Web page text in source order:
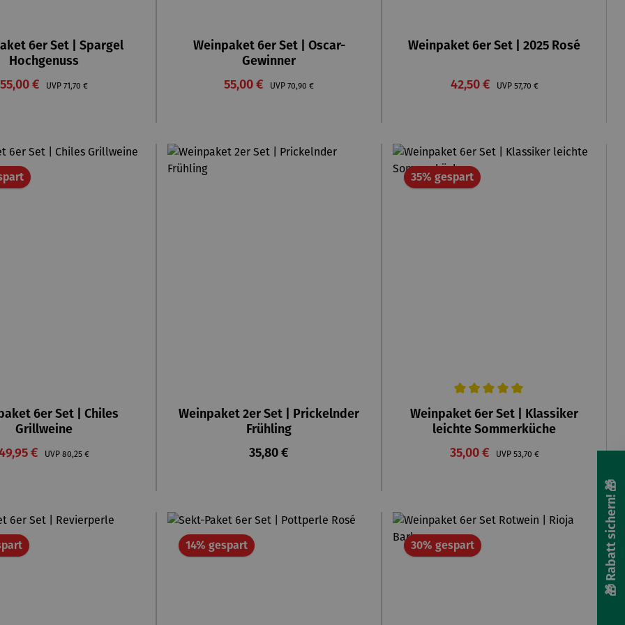
6er Set | Spargel
Hochgenuss
Verkaufspreis:
55,00 € UVP Regulärer Preis:
71,70 €
Weinpaket 6er Set | Oscar-
Gewinner
Verkaufspreis:
55,00 € UVP Regulärer Preis:
70,90 €
Weinpaket 6er Set | 2025 Rosé
Verkaufspreis:
42,50 € UVP Regulärer Preis:
57,70 €
Rabatt
6er Set | Chiles
Grillweine
€ UVP Regulärer Preis:
80,25 €
Weinpaket 2er Set | Prickelnder
Frühling
Regulärer Preis:
35,80 €
35% gespartRabatt
Durchschnittliche Bewertung von 5 von 5
Weinpaket 6er Set | Klassiker
leichte Sommerküche
Verkaufspreis:
35,00 € UVP Regulärer Preis:
53,70 €
Rabatt 14% gespartRabatt 30% gespartRabatt 🎁 Rabatt sichern! 🎁